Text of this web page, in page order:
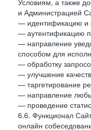
Условиям, а также
и Администрацией
— идентификацию и
— аутентификацию
— направление
способом для
— обработку
— улучшение
— таргетирование
— направление
— проведение
6.6. Функционал
онлайн